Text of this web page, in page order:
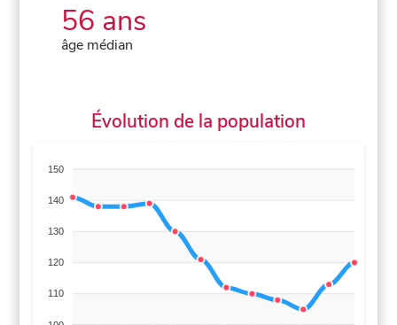
56 ans
âge médian
Évolution de la population
150
140
130
120
110